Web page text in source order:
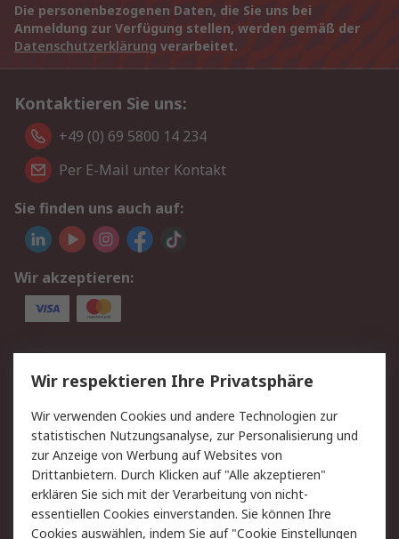
Die personenbezogenen Daten, die Sie uns bei
Anmeldung zur Verfügung stellen, werden gemäß der
Datenschutzerklärung verarbeitet.
Kontaktieren Sie uns:
+49 (0) 69 5800 14 234
Per E-Mail unter Kontakt
Sie finden uns auch auf:
Wir akzeptieren:
Service
Value Added Services
Lieferlösungen
Rücksendungen
Kontakt
Hilfe
Privatkunden
Rechtliches
AGB
Datenschutz
Wir respektieren Ihre Privatsphäre
Wir verwenden Cookies und andere Technologien zur
statistischen Nutzungsanalyse, zur Personalisierung und
zur Anzeige von Werbung auf Websites von
Drittanbietern. Durch Klicken auf "Alle akzeptieren"
erklären Sie sich mit der Verarbeitung von nicht-
essentiellen Cookies einverstanden. Sie können Ihre
Cookies auswählen, indem Sie auf "Cookie Einstellungen